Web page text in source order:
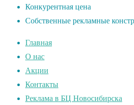
Конкурентная цена
Собственные рекламные
Главная
О нас
Акции
Контакты
Реклама в БЦ Новосибирска